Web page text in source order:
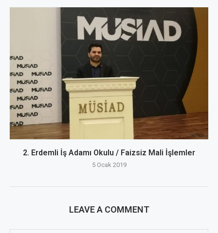
2. Erdemli İş Adamı Okulu / Faizsiz Mali İşlemler
5 Ocak 2019
LEAVE A COMMENT